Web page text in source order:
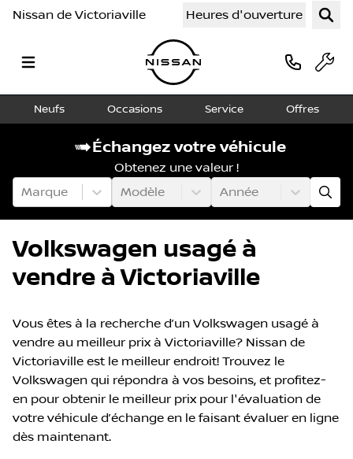
Nissan de Victoriaville Heures d'ouverture
Neufs Occasions Service Offres
Échangez votre véhicule
Obtenez une valeur !
Marque
Modèle Année
Volkswagen usagé à
vendre à Victoriaville
Vous êtes à la recherche d’un Volkswagen usagé à
vendre au meilleur prix à Victoriaville? Nissan de
Victoriaville est le meilleur endroit! Trouvez le
Volkswagen qui répondra à vos besoins, et profitez-
en pour obtenir le meilleur prix pour l'évaluation de
votre véhicule d’échange en le faisant évaluer en ligne
dès maintenant.